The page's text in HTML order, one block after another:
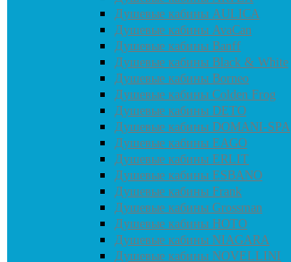
Душевые кабины AULICA
Душевые кабины AvaCan
Душевые кабины Banff
Душевые кабины Black & White
Душевые кабины Borneo
Душевые кабины Colden Frog
Душевые кабины DETO
Душевые кабины DOMANI-SPA
Душевые кабины EAGO
Душевые кабины ERLIT
Душевые кабины ESBANO
Душевые кабины Frank
Душевые кабины Grossman
Душевые кабины HOTO
Душевые кабины NIAGARA
Душевые кабины NOVELLINI